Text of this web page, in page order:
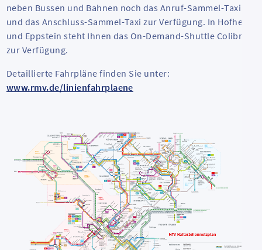
neben Bussen und Bahnen noch das Anruf-Sammel-Taxi
und das Anschluss-Sammel-Taxi zur Verfügung. In Hofheim
und Eppstein steht Ihnen das On-Demand-Shuttle Colibri
zur Verfügung.
Detaillierte Fahrpläne finden Sie unter:
www.rmv.de/linienfahrplaene